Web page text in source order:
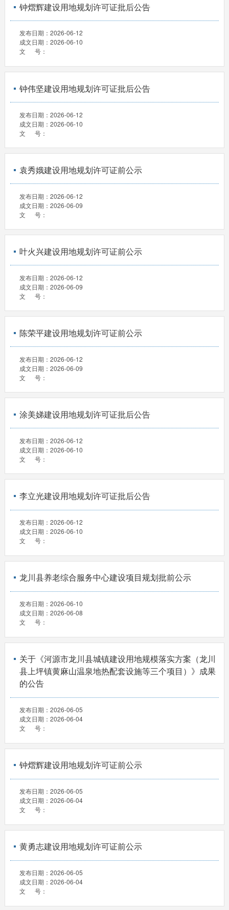
钟熠辉建设用地规划许可证批后公告
发布日期： 2026-06-12
成文日期： 2026-06-10
文 号：
钟伟坚建设用地规划许可证批后公告
发布日期： 2026-06-12
成文日期： 2026-06-10
文 号：
袁秀娥建设用地规划许可证前公示
发布日期： 2026-06-12
成文日期： 2026-06-09
文 号：
叶火兴建设用地规划许可证前公示
发布日期： 2026-06-12
成文日期： 2026-06-09
文 号：
陈荣平建设用地规划许可证前公示
发布日期： 2026-06-12
成文日期： 2026-06-09
文 号：
涂美娣建设用地规划许可证批后公告
发布日期： 2026-06-12
成文日期： 2026-06-10
文 号：
李立光建设用地规划许可证批后公告
发布日期： 2026-06-12
成文日期： 2026-06-10
文 号：
龙川县养老综合服务中心建设项目规划批前公示
发布日期： 2026-06-10
成文日期： 2026-06-08
文 号：
关于《河源市龙川县城镇建设用地规模落实方案（龙川
县上坪镇黄麻山温泉地热配套设施等三个项目）》成果
的公告
发布日期： 2026-06-05
成文日期： 2026-06-04
文 号：
钟熠辉建设用地规划许可证前公示
发布日期： 2026-06-05
成文日期： 2026-06-04
文 号：
黄勇志建设用地规划许可证前公示
发布日期： 2026-06-05
成文日期： 2026-06-04
文 号：